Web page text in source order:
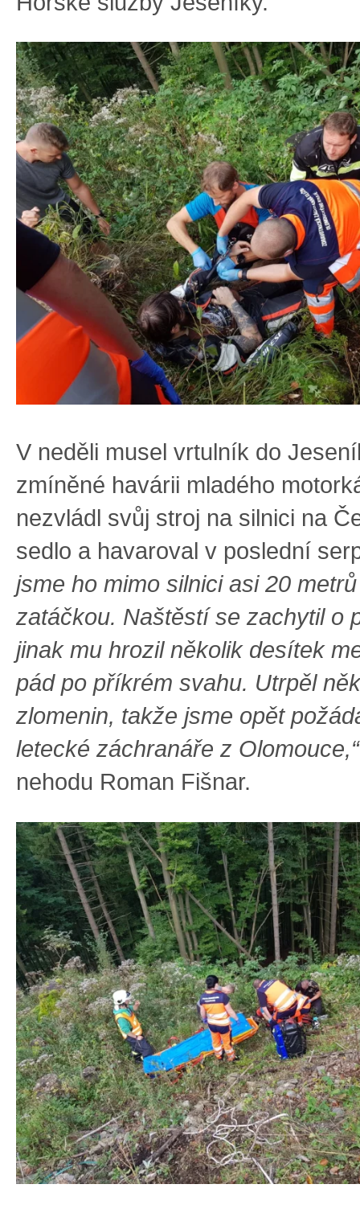
V neděli musel vrtulník do
zmíněné havárii mladého
nezvládl svůj stroj na silnici na
sedlo a havaroval v poslední
jsme ho mimo silnici asi 20
zatáčkou. Naštěstí se zachytil o
jinak mu hrozil několik desítek
pád po příkrém svahu. Utrpěl
zlomenin, takže jsme opět
letecké záchranáře z Olomouce,“
nehodu Roman Fišnar.